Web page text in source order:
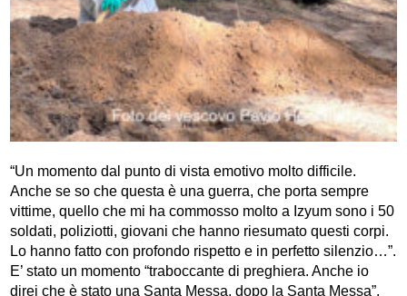
“Un momento dal punto di vista emotivo molto difficile.
Anche se so che questa è una guerra, che porta sempre
vittime, quello che mi ha commosso molto a Izyum sono i 50
soldati, poliziotti, giovani che hanno riesumato questi corpi.
Lo hanno fatto con profondo rispetto e in perfetto silenzio…”.
E’ stato un momento “traboccante di preghiera. Anche io
direi che è stato una Santa Messa, dopo la Santa Messa”.